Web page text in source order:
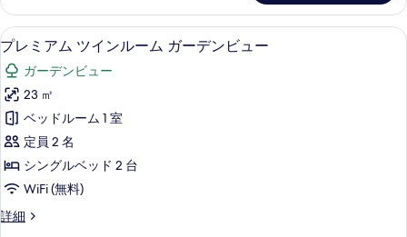
条
件
て
の
写
真
を
表
示
す
る
View
の
詳
プ
レ
ミ
ア
ム
ツ
イ
ン
ル
1 室のベッドルーム、高級寝具、羽
5
プレミアム ツインルーム ガーデンビュー
ガーデンビュー
23 ㎡
ベッドルーム 1 室
定員 2 名
シングルベッド 2 台
WiFi (無料)
詳細
プ